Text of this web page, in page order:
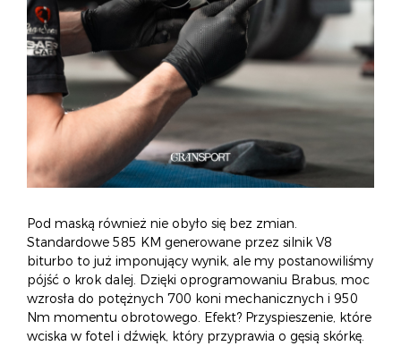
Pod maską również nie obyło się bez zmian.
Standardowe 585 KM generowane przez silnik V8
biturbo to już imponujący wynik, ale my postanowiliśmy
pójść o krok dalej. Dzięki oprogramowaniu Brabus, moc
wzrosła do potężnych 700 koni mechanicznych i 950
Nm momentu obrotowego. Efekt? Przyspieszenie, które
wciska w fotel i dźwięk, który przyprawia o gęsią skórkę.